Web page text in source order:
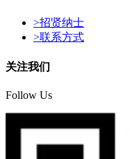
>招贤纳士
>联系方式
关注我们
Follow Us